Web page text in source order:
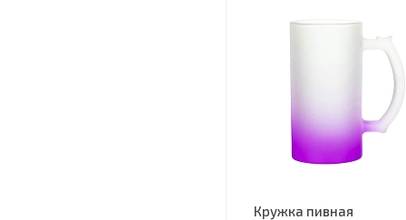
Кружка пивная